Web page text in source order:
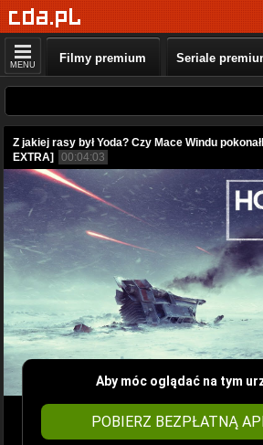
MENU Filmy premium Seriale
Z jakiej rasy był Yoda? Czy Mace Windu
EXTRA]
00:04:03
Aby móc oglądać na tym
POBIERZ BEZPŁATNĄ